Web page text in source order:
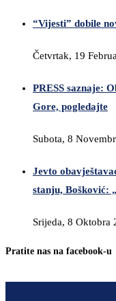
“Vijesti” dobile
Četvrtak, 19
PRESS saznaje:
Gore, pogledajte
Subota, 8
Jevto
stanju, Bošković:
Srijeda, 8 Oktobra
Pratite nas na facebook-u